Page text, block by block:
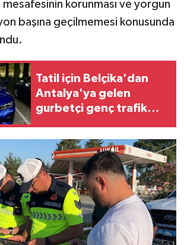
mesafesinin korunması ve yorgun
başına geçilmemesi konusunda
Tatil için Belçika'dan
Antalya'ya gelen
gurbetçi genç trafik
kaybetti